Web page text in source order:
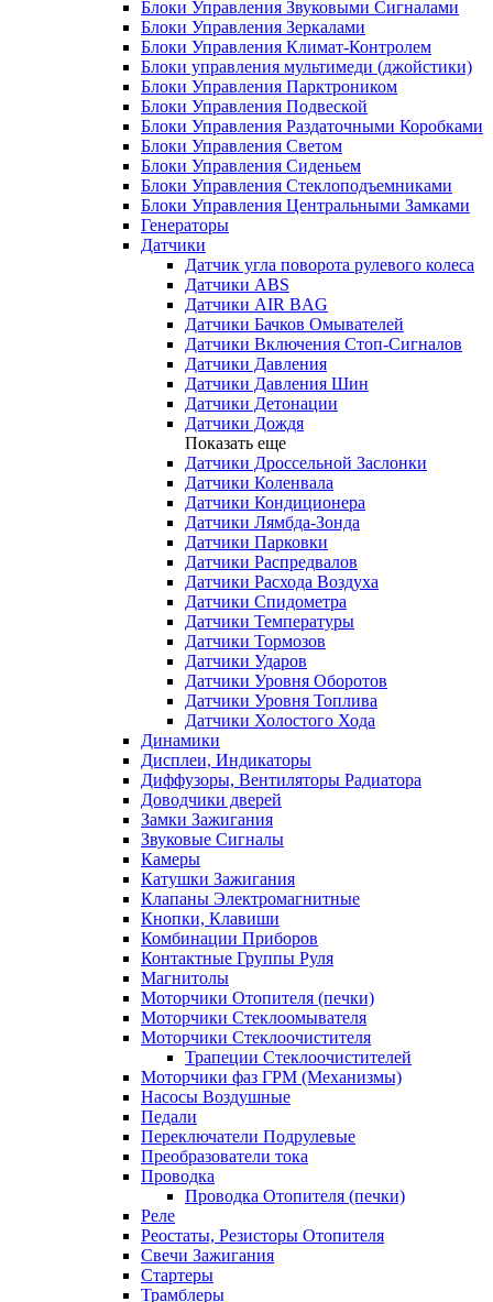
Блоки Управления Звуковыми Сигналами
Блоки Управления Зеркалами
Блоки Управления Климат-Контролем
Блоки управления мультимеди (джойстики)
Блоки Управления Парктроником
Блоки Управления Подвеской
Блоки Управления Раздаточными Коробками
Блоки Управления Светом
Блоки Управления Сиденьем
Блоки Управления Стеклоподъемниками
Блоки Управления Центральными Замками
Генераторы
Датчики
Датчик угла поворота рулевого колеса
Датчики ABS
Датчики AIR BAG
Датчики Бачков Омывателей
Датчики Включения Стоп-Сигналов
Датчики Давления
Датчики Давления Шин
Датчики Детонации
Датчики Дождя
Показать еще
Датчики Дроссельной Заслонки
Датчики Коленвала
Датчики Кондиционера
Датчики Лямбда-Зонда
Датчики Парковки
Датчики Распредвалов
Датчики Расхода Воздуха
Датчики Спидометра
Датчики Температуры
Датчики Тормозов
Датчики Ударов
Датчики Уровня Оборотов
Датчики Уровня Топлива
Датчики Холостого Хода
Динамики
Дисплеи, Индикаторы
Диффузоры, Вентиляторы Радиатора
Доводчики дверей
Замки Зажигания
Звуковые Сигналы
Камеры
Катушки Зажигания
Клапаны Электромагнитные
Кнопки, Клавиши
Комбинации Приборов
Контактные Группы Руля
Магнитолы
Моторчики Отопителя (печки)
Моторчики Стеклоомывателя
Моторчики Стеклоочистителя
Трапеции Стеклоочистителей
Моторчики фаз ГРМ (Механизмы)
Насосы Воздушные
Педали
Переключатели Подрулевые
Преобразователи тока
Проводка
Проводка Отопителя (печки)
Реле
Реостаты, Резисторы Отопителя
Свечи Зажигания
Стартеры
Трамблеры